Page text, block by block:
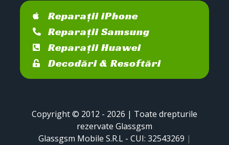
Reparații iPhone
Reparații Samsung
Reparații Huawei
Decodări & Resoftări
Copyright © 2012 - 2026 | Toate drepturile
rezervate Glassgsm
Glassgsm Mobile S.R.L - CUI: 32543269 |